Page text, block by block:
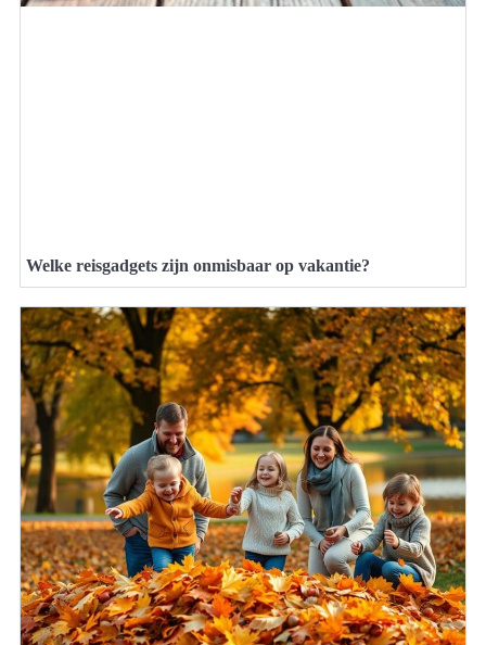
Welke reisgadgets zijn onmisbaar op vakantie?